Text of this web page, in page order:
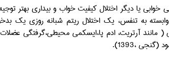
یا دیگر اختلال کیفیت خواب و بیداری بهتر
به تنفس، یک اختلال ریتم شبانه روزی یک
مانند آرتریت، ادم پا،ایسکمی محیطی،گرفتگی
،1393).